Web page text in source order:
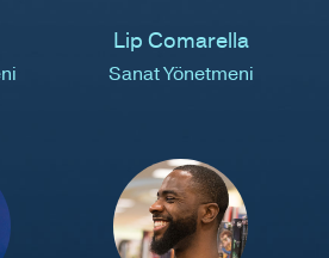
Lip Comarella
Sanat Yönetmeni